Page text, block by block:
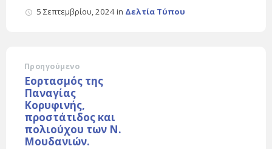
5 Σεπτεμβρίου, 2024in Δελτία Τύπου
Προηγούμενο
Εορτασμός της
Παναγίας
Κορυφινής,
προστάτιδος και
πολιούχου των Ν.
Μουδανιών.